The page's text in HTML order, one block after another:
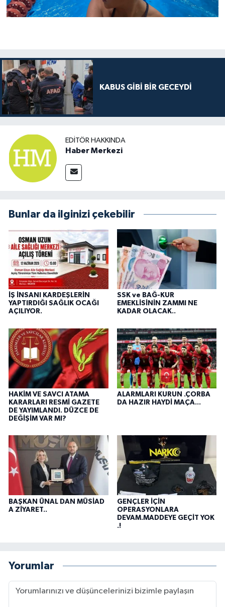
KABUS GİBİ BİR GECEYDİ
EDITÖR HAKKINDA
Haber Merkezi
Bunlar da ilginizi çekebilir
İŞ İNSANI KARDEŞLERİN
YAPTIRDIĞI SAĞLIK OCAĞI
AÇILIYOR.
SSK ve BAĞ-KUR
EMEKLİSİNİN ZAMMI NE
KADAR OLACAK..
HAKİM VE SAVCI ATAMA
KARARLARI RESMİ GAZETE
DE YAYIMLANDI. DÜZCE DE
DEĞİŞİM VAR MI?
ALARMLARI KURUN .ÇORBA
DA HAZIR HAYDİ MAÇA...
BAŞKAN ÜNAL DAN MÜSİAD
A ZİYARET..
GENÇLER İÇİN
OPERASYONLARA
DEVAM.MADDEYE GEÇİT YOK
.!
Yorumlar